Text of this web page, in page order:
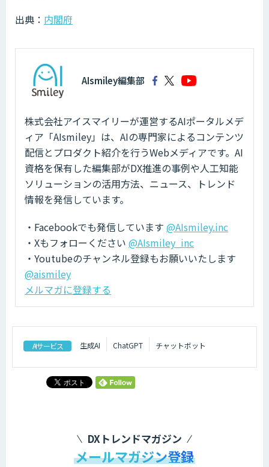
出典： 内閣府
AIsmiley編集部
株式会社アイスマイリーが運営するAIポータルメデ
ィア「AIsmiley」は、AIの専門家によるコンテンツ
配信とプロダクト紹介を行うWebメディアです。AI
資格を保有した編集部がDX推進の事例や人工知能
ソリューションの活用方法、ニュース、トレンド
情報を発信しています。
・Facebookでも発信しています @AIsmiley.inc
・Xもフォローください @AIsmiley_inc
・Youtubeのチャンネル登録もお願いいたします
@aismiley
メルマガに登録する
AIサービス 生成AI ChatGPT チャットボット
DXトレンドマガジン
メールマガジン登録